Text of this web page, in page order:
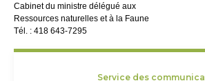
Cabinet du ministre délégué aux
Ressources naturelles et à la Faune
Tél. : 418 643-7295
Service des